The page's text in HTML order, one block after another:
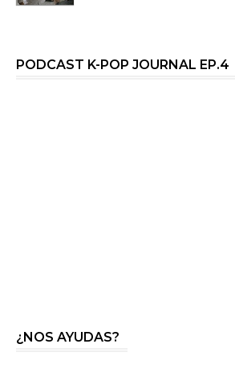
PODCAST K-POP JOURNAL EP.4
¿NOS AYUDAS?